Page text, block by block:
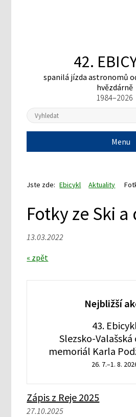
42.
spanilá jízda astronomů
hvězdárně
1984–2026
Menu
Jste zde: Ebicykl Aktuality
Fotky ze Ski
13.03.2022
« zpět
Nejbližší
43.
Slezsko-
memoriál Karla
26. 7.–1. 8.
Zápis z Reje 2025
27.10.2025